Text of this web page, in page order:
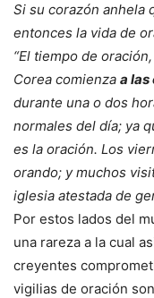
Si su corazón anhela
entonces la vida de
“El tiempo de
Corea comienza a las
durante una o dos
normales del día; ya
es la oración. Los
orando; y muchos
iglesia atestada de
Por estos lados del
una rareza a la cual
creyentes
vigilias de oración